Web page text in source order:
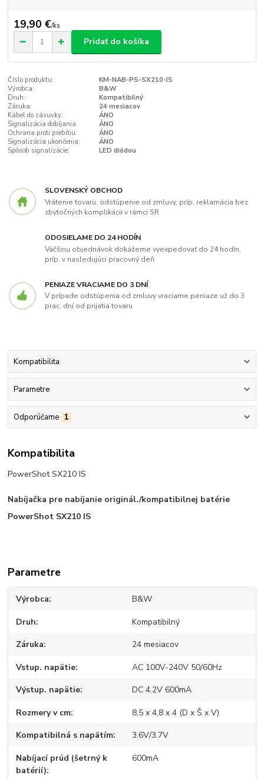
19,90 €/ks
Pridať do košíka
Číslo produktu:
KM-NAB-PS-SX210-IS
Výrobca:
B&W
Druh:
Kompatibilný
Záruka:
24 mesiacov
Kábel do zásuvky:
ÁNO
Signalizácia dobíjania:
ÁNO
Ochrana proti prebitiu:
ÁNO
Signalizácia ukončenia:
ÁNO
Spôsob signalízácie:
LED diódou
SLOVENSKÝ OBCHOD
Vrátenie tovaru, odstúpenie od zmluvy, príp. reklamácia bez
zbytočných komplikácii v rámci SR
ODOSIELAME DO 24 HODÍN
Väčšinu objednávok dokážeme vyexpedovať do 24 hodín,
príp. v nasledujúci pracovný deň
PENIAZE VRACIAME DO 3 DNÍ
V prípade odstúpenia od zmluvy vraciame peniaze už do 3
prac. dní od prijatia tovaru
Kompatibilita
Parametre
Odporúčame 1
Kompatibilita
PowerShot SX210 IS
Nabíjačka pre nabíjanie originál./kompatibilnej batérie
PowerShot SX210 IS
Parametre
Výrobca B&W
Druh Kompatibilný
Záruka 24 mesiacov
Vstup. napätie AC 100V-240V 50/60Hz
Výstup. napätie DC 4.2V 600mA
Rozmery v cm 8,5 x 4,8 x 4 (D x Š x V)
Kompatibilná s napätím 3.6V/3.7V
Nabíjací prúd (šetrný k
batérií)
600mA